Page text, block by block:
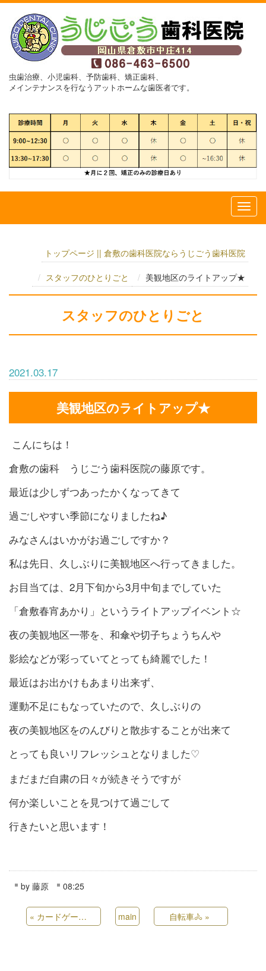
虫歯治療、小児歯科、予防歯科、矯正歯科、
メインテナンスを行なうアットホームな歯医者です。
トップページ || 倉敷の歯科医院ならうじごう歯科医院
スタッフのひとりごと 美観地区のライトアップ★
スタッフのひとりごと
2021.03.17
美観地区のライトアップ★
こんにちは！
倉敷の歯科 うじごう歯科医院の藤原です。
最近は少しずつあったかくなってきて
過ごしやすい季節になりましたね♪
みなさんはいかがお過ごしですか？
私は先日、久しぶりに美観地区へ行ってきました。
お目当ては、 2月下旬から3月中旬までしていた
「倉敷春宵あかり」というライトアップイベント☆
夜の美観地区一帯を、和傘や切子ちょうちんや
影絵などが彩っていてとっても綺麗でした！
最近はお出かけもあまり出来ず、
運動不足にもなっていたので、久しぶりの
夜の美観地区をのんびりと散歩することが出来て
とっても良いリフレッシュとなりました♡
まだまだ自粛の日々が続きそうですが
何か楽しいことを見つけて過ごして
行きたいと思います！
by 藤原 08:25
« カードゲームに夢中です main 自転車🚴»